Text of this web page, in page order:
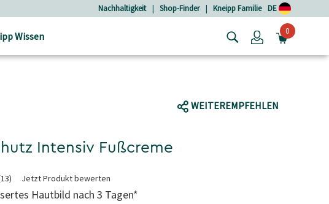
Nachhaltigkeit | Shop-Finder | Kneipp Familie DE
Wissen Login0
WEITEREMPFEHLEN
Intensiv Fußcreme
Jetzt Produkt bewerten
Hautbild nach 3 Tagen*